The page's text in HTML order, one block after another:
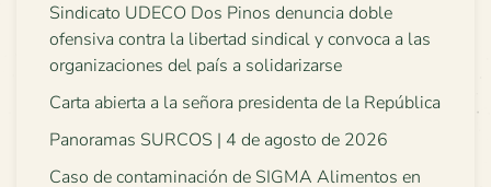
Sindicato UDECO Dos Pinos denuncia doble
ofensiva contra la libertad sindical y convoca a las
organizaciones del país a solidarizarse
Carta abierta a la señora presidenta de la República
Panoramas SURCOS | 4 de agosto de 2026
Caso de contaminación de SIGMA Alimentos en